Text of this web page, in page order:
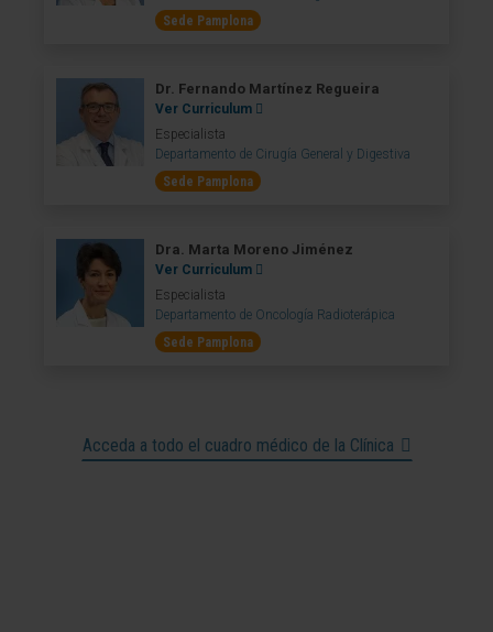
Sede Pamplona
Dr. Fernando Martínez Regueira
Ver Curriculum
Especialista
Departamento de Cirugía General y Digestiva
Sede Pamplona
Dra. Marta Moreno Jiménez
Ver Curriculum
Especialista
Departamento de Oncología Radioterápica
Sede Pamplona
Acceda a todo el cuadro médico de la Clínica